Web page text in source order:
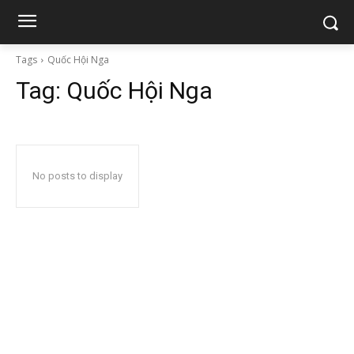
Tags Quốc Hội Nga
Tag: Quốc Hội Nga
No posts to display